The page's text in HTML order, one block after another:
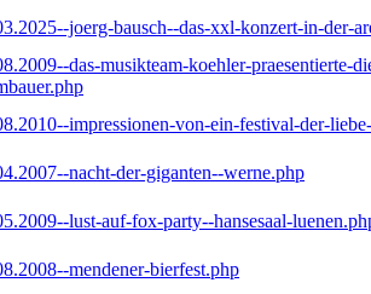
joerg-bausch--das-xxl-konzert-in-der-
das-musikteam-koehler-praesentierte-
impressionen-von-ein-festival-der-
nacht-der-giganten--werne.php
lust-auf-fox-party--hansesaal-
mendener-bierfest.php